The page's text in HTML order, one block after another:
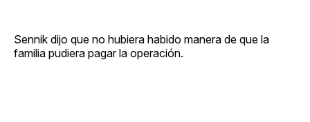
Sennik dijo que no hubiera habido manera de que la
familia pudiera pagar la operación.